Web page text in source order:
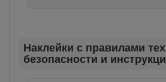
Наклейки с правилами
безопасности и